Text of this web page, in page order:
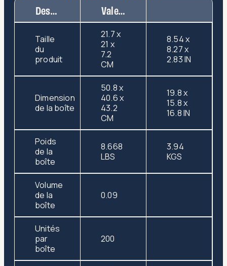
Description Valeur
Taille
du
produit
21.7 x
21 x
7.2
CM
8.54 x
8.27 x
2.83 IN
Dimension
de la boîte
50.8 x
40.6 x
43.2
CM
19.8 x
15.8 x
16.8 IN
Poids
de la
boîte
8.668
LBS
3.94
KGS
Volume
de la
boîte
0.09
Unités
par
boîte
200